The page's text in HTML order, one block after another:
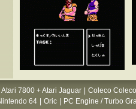
7800 + Atari Jaguar
Coleco
64 Oric
PC Engine / Turbo